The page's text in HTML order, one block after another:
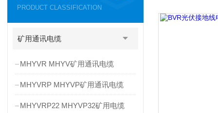
PRODUCT CLASSIFICATION
矿用通讯电缆
MHYVR MHYV矿用通讯电缆
MHYVRP MHYVP矿用通讯电缆
MHYVRP22 MHYVP32矿用电缆